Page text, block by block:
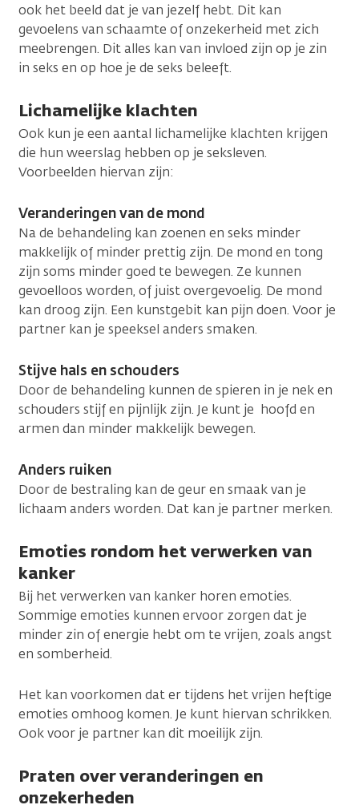
ook het beeld dat je van jezelf hebt. Dit kan
gevoelens van schaamte of onzekerheid met zich
meebrengen. Dit alles kan van invloed zijn op je zin
in seks en op hoe je de seks beleeft.
Lichamelijke klachten
Ook kun je een aantal lichamelijke klachten krijgen
die hun weerslag hebben op je seksleven.
Voorbeelden hiervan zijn:
Veranderingen van de mond
Na de behandeling kan zoenen en seks minder
makkelijk of minder prettig zijn. De mond en tong
zijn soms minder goed te bewegen. Ze kunnen
gevoelloos worden, of juist overgevoelig. De mond
kan droog zijn. Een kunstgebit kan pijn doen. Voor je
partner kan je speeksel anders smaken.
Stijve hals en schouders
Door de behandeling kunnen de spieren in je nek en
schouders stijf en pijnlijk zijn. Je kunt je hoofd en
armen dan minder makkelijk bewegen.
Anders ruiken
Door de bestraling kan de geur en smaak van je
lichaam anders worden. Dat kan je partner merken.
Emoties rondom het verwerken van
kanker
Bij het verwerken van kanker horen emoties.
Sommige emoties kunnen ervoor zorgen dat je
minder zin of energie hebt om te vrijen, zoals angst
en somberheid.
Het kan voorkomen dat er tijdens het vrijen heftige
emoties omhoog komen. Je kunt hiervan schrikken.
Ook voor je partner kan dit moeilijk zijn.
Praten over veranderingen en
onzekerheden